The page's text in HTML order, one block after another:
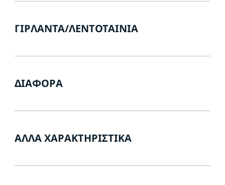
ΓΙΡΛΆΝΤΑ/ΛΕΝΤΟΤΑΙΝΊΑ
ΔΙΆΦΟΡΑ
ΆΛΛΑ ΧΑΡΑΚΤΗΡΙΣΤΙΚΆ